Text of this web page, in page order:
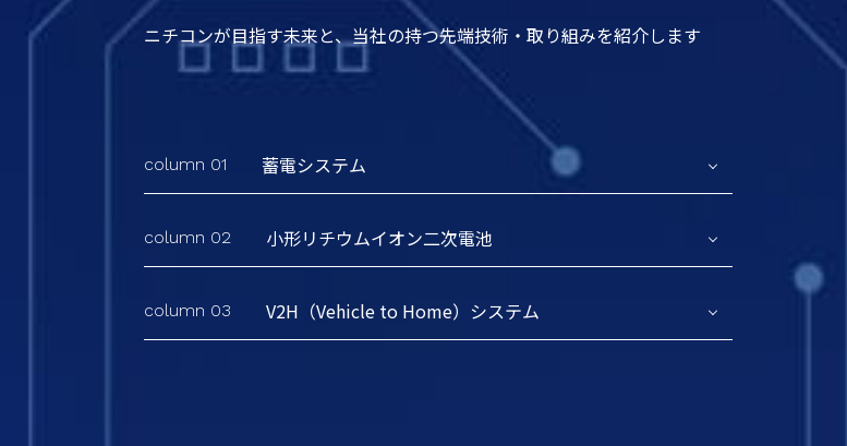
ニチコンが目指す未来と、当社の持つ先端技術・取り組みを紹介します
column 01 蓄電システム
column 02 小形リチウムイオン二次電池
column 03 V2H（Vehicle to Home） システム